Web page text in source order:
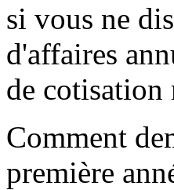
si vous ne
d'affaires
de
Comment
première